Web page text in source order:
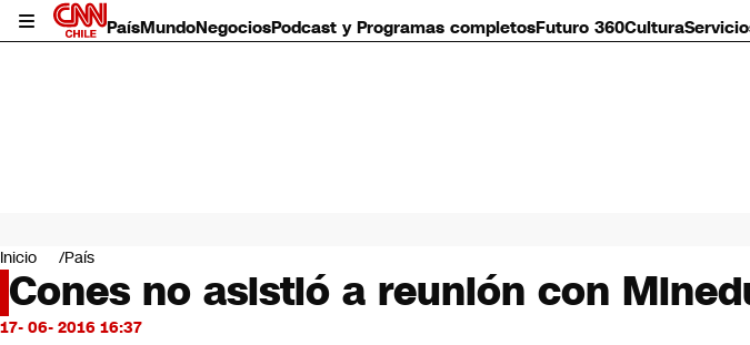
PaísMundoNegociosPodcast y Programas completosFuturo 360Cultura
Mundo
Negocios
Deportes
Programas completos
Inicio País
Cones no asistió a reunión con
17- 06- 2016 16:37